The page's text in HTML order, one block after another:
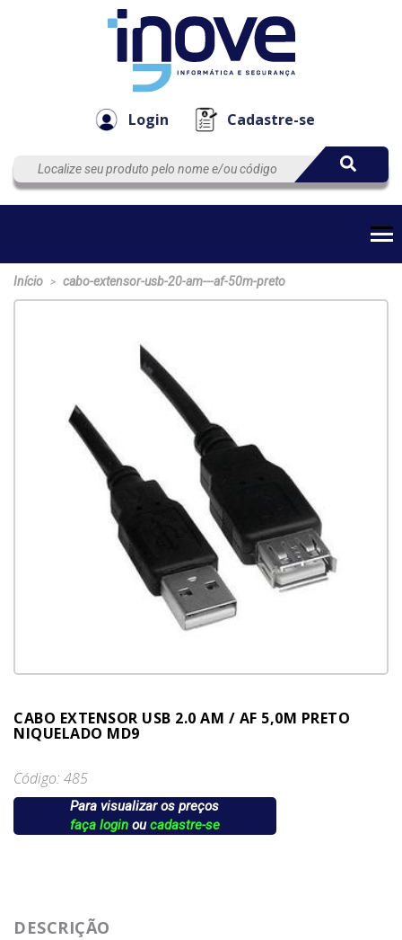
Login Cadastre-se
EmpresaAutomação
Início > cabo-extensor-usb-20-am---af-50m-preto
CABO EXTENSOR USB 2.0 AM / AF 5,0M PRETO
NIQUELADO MD9
Código: 485
Para visualizar os preços
faça loginoucadastre-se
DESCRIÇÃO